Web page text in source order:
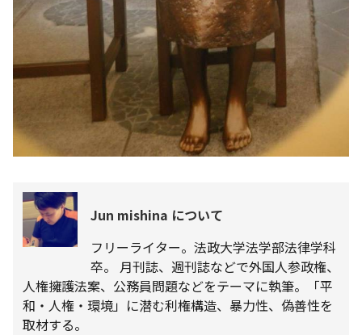
Jun mishina について
フリーライター。法政大学法学部法律学科
卒。 月刊誌、週刊誌などで外国人参政権、
人権擁護法案、公務員問題などをテーマに執筆。「平
和・人権・環境」に潜む利権構造、暴力性、偽善性を
取材する。